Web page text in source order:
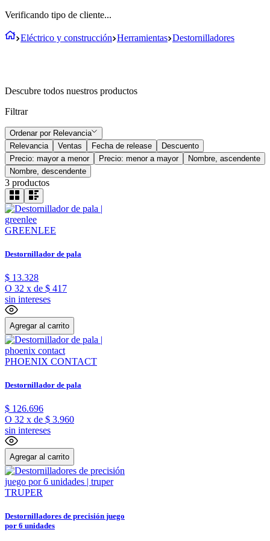
Verificando tipo de cliente...
Eléctrico y construcción Herramientas Destornilladores
Descubre todos nuestros productos
Filtrar
Ordenar por Relevancia
Relevancia
Ventas Fecha de release
Descuento
Precio: mayor a menor
Precio: menor a mayor
Nombre, ascendente
Nombre, descendente
3 productos
GREENLEE
Destornillador de pala
$ 13.328
O 32 x de $ 417
sin intereses
Agregar al carrito
PHOENIX CONTACT
Destornillador de pala
$ 126.696
O 32 x de $ 3.960
sin intereses
Agregar al carrito
TRUPER
Destornilladores de precisión juego
por 6 unidades